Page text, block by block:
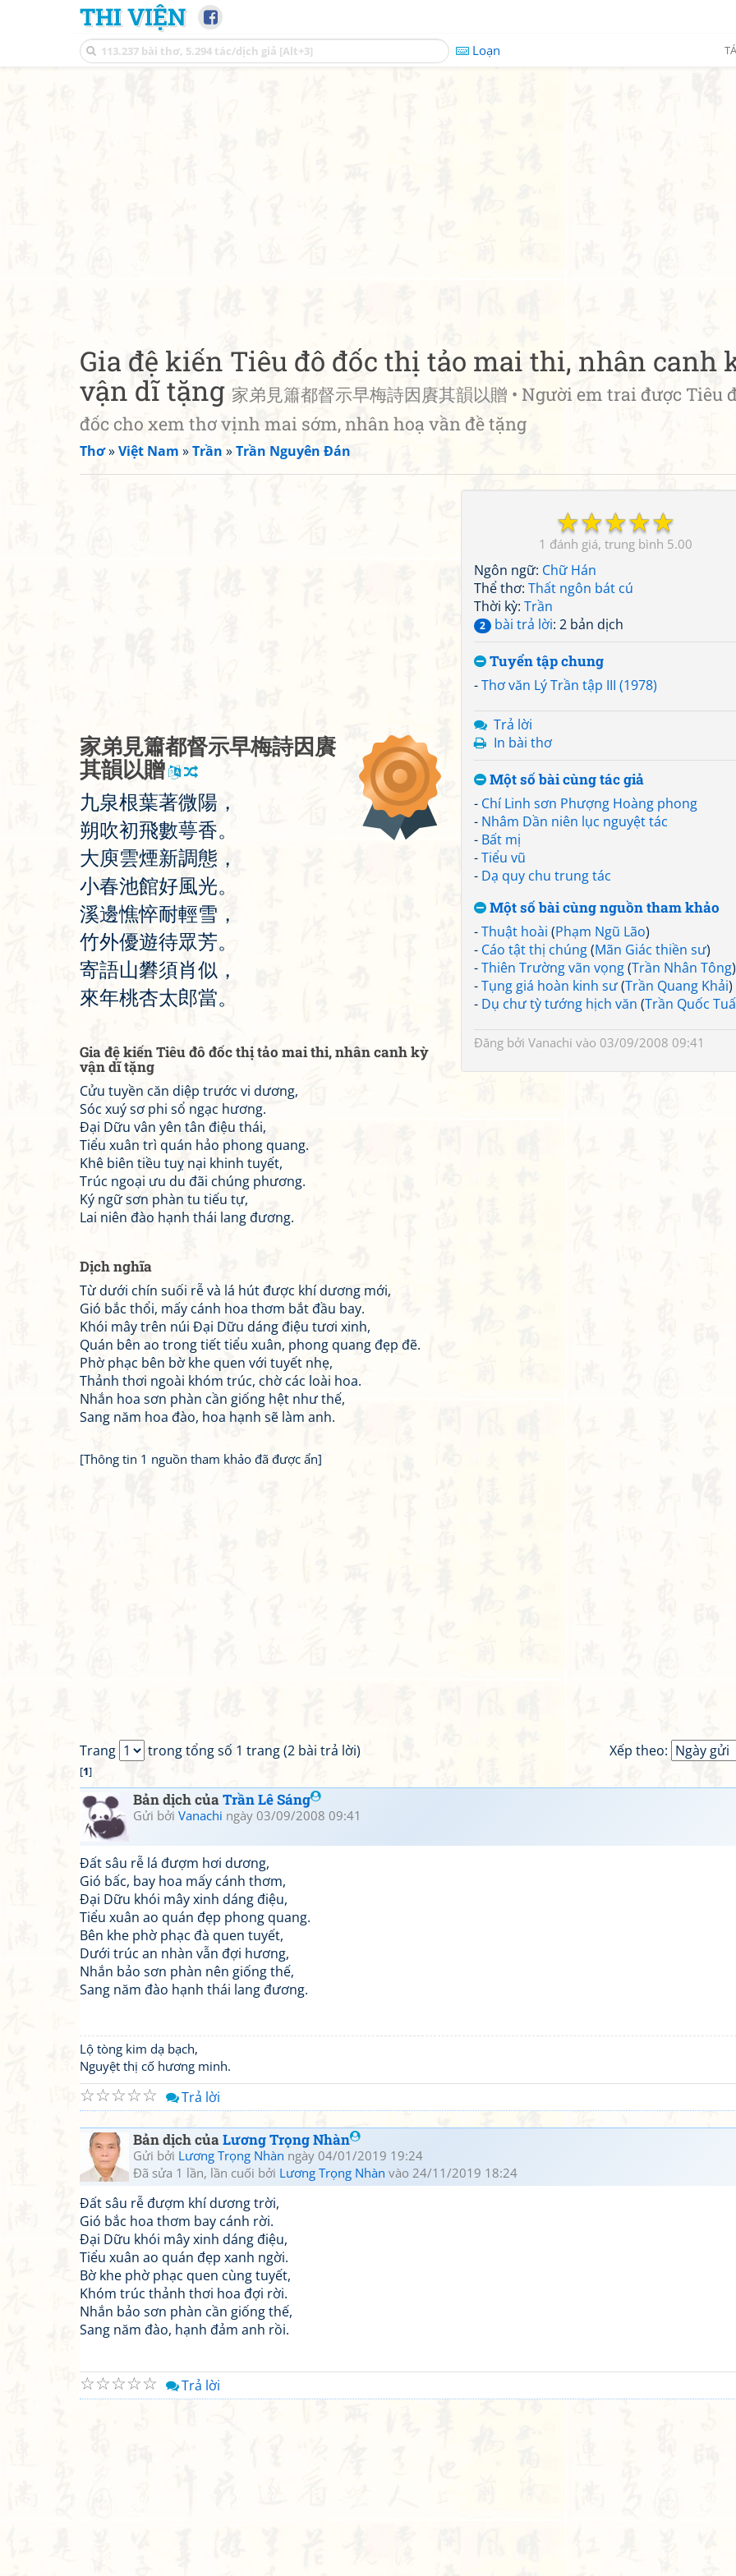
THI VIỆN
Loạn
Gia đệ kiến Tiêu đô đốc thị tảo mai thi, nhân canh
vận dĩ tặng 家弟見簫都督示早梅詩因賡其韻以贈 • Người em trai được Tiêu
đốc cho xem thơ vịnh mai sớm, nhân hoạ vần đề tặng
Thơ»Việt Nam »Trần »Trần Nguyên Đán
☆
☆
☆
☆
☆
1 5.00
Ngôn ngữ: Chữ Hán
Thể thơ: Thất ngôn bát cú
Thời kỳ: Trần
2 bài trả lời: 2 bản dịch
Tuyển tập chung
-Thơ văn Lý Trần tập III (1978)
Trả lời
In bài thơ
Một số bài cùng tác giả
- Chí Linh sơn Phượng Hoàng phong
- Nhâm Dần niên lục nguyệt tác
- Bất mị
-Tiểu vũ
- Dạ quy chu trung tác
Một số bài cùng nguồn tham khảo
-Thuật hoài (Phạm Ngũ Lão)
- Cáo tật thị chúng(Mãn Giác thiền sư)
-Thiên Trường vãn vọng(Trần Nhân Tông)
-Tụng giá hoàn kinh sư(Trần Quang Khải)
- Dụ chư tỳ tướng hịch văn (Trần Quốc
Đăng bởi Vanachi vào 03/09/2008 09:41
家弟見簫都督示早梅詩因 賡
其韻以贈
九泉根葉著微陽 ，
朔吹初飛數萼香。
大庾雲煙新調態 ，
小春池館好風光。
溪邊憔悴耐輕雪 ，
竹外優遊待眾芳。
寄語山礬須肖似 ，
來年桃杏太郎當。
Gia đệ kiến Tiêu đô đốc thị tảo mai thi, nhân canh kỳ
vận dĩ tặng
Cửu tuyền căn diệp trước vi dương,
Sóc xuý sơ phi sổ ngạc hương.
Đại Dữu vân yên tân điệu thái,
Tiểu xuân trì quán hảo phong quang.
Khê biên tiều tuỵ nại khinh tuyết,
Trúc ngoại ưu du đãi chúng phương.
Ký ngữ sơn phàn tu tiếu tự,
Lai niên đào hạnh thái lang đương.
Dịch nghĩa
Từ dưới chín suối rễ và lá hút được khí dương mới,
Gió bắc thổi, mấy cánh hoa thơm bắt đầu bay.
Khói mây trên núi Đại Dữu dáng điệu tươi xinh,
Quán bên ao trong tiết tiểu xuân, phong quang đẹp đẽ.
Phờ phạc bên bờ khe quen với tuyết nhẹ,
Thảnh thơi ngoài khóm trúc, chờ các loài hoa.
Nhắn hoa sơn phàn cần giống hệt như thế,
Sang năm hoa đào, hoa hạnh sẽ làm anh.
[Thông tin 1 nguồn tham khảo đã được ẩn]
Xếp theo:
Trang trong tổng số 1 trang (2 bài trả lời)
[1]
Bản dịch củaTrần Lê Sáng
Gửi bởi Vanachi ngày 03/09/2008 09:41
Đất sâu rễ lá đượm hơi dương,
Gió bấc, bay hoa mấy cánh thơm,
Đại Dữu khói mây xinh dáng điệu,
Tiểu xuân ao quán đẹp phong quang.
Bên khe phờ phạc đà quen tuyết,
Dưới trúc an nhàn vẫn đợi hương,
Nhắn bảo sơn phàn nên giống thế,
Sang năm đào hạnh thái lang đương.
Lộ tòng kim dạ bạch,
Nguyệt thị cố hương minh.
☆
☆
☆
☆
☆ Trả lời
Bản dịch củaLương Trọng Nhàn
Gửi bởi Lương Trọng Nhàn ngày 04/01/2019 19:24
Đã sửa 1 lần, lần cuối bởi Lương Trọng Nhàn vào 24/11/2019 18:24
Đất sâu rễ đượm khí dương trời,
Gió bắc hoa thơm bay cánh rời.
Đại Dữu khói mây xinh dáng điệu,
Tiểu xuân ao quán đẹp xanh ngời.
Bờ khe phờ phạc quen cùng tuyết,
Khóm trúc thảnh thơi hoa đợi rời.
Nhắn bảo sơn phàn cần giống thế,
Sang năm đào, hạnh đảm anh rồi.
☆
☆
☆
☆
☆ Trả lời